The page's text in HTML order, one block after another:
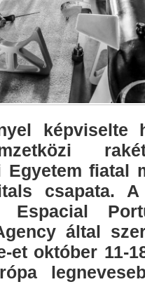
képviselte
Egyetem fiatal
csapata.
Espacial
által
et október 11-